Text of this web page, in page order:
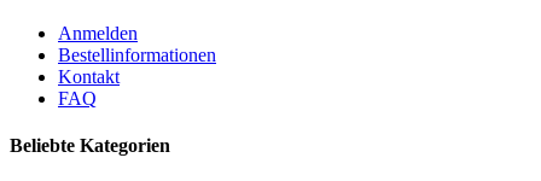
Anmelden
Bestellinformationen
Kontakt
FAQ
Beliebte Kategorien